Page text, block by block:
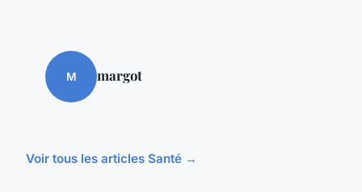
M margot
Voir tous les articles Santé →